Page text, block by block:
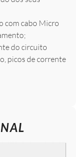
com cabo Micro
do circuito
picos de corrente